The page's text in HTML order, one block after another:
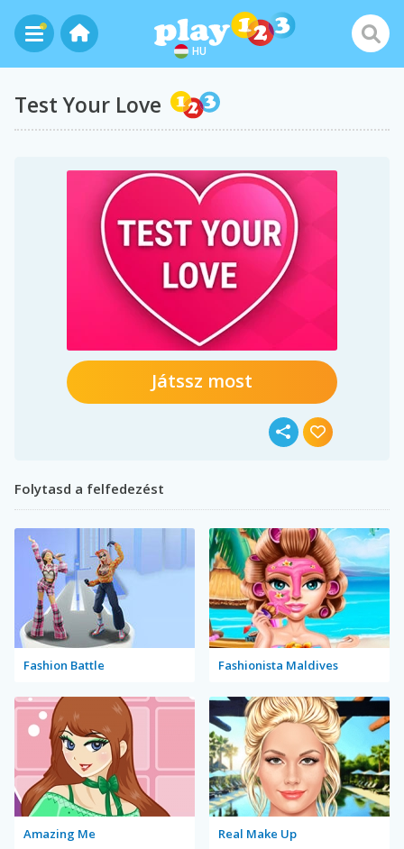
HU
Test Your Love
Játssz most
Folytasd a felfedezést
Fashion Battle Fashionista Maldives
Amazing Me Real Make Up